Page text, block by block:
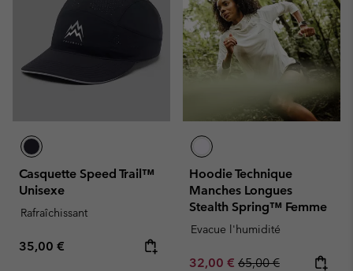
Casquette Speed Trail™
Unisexe
Rafraîchissant
Regular price:
35,00 €
Hoodie Technique
Manches Longues
Stealth Spring™ Femme
Evacue l'humidité
Sale price:
32,00 € Regular price:
65,00 €